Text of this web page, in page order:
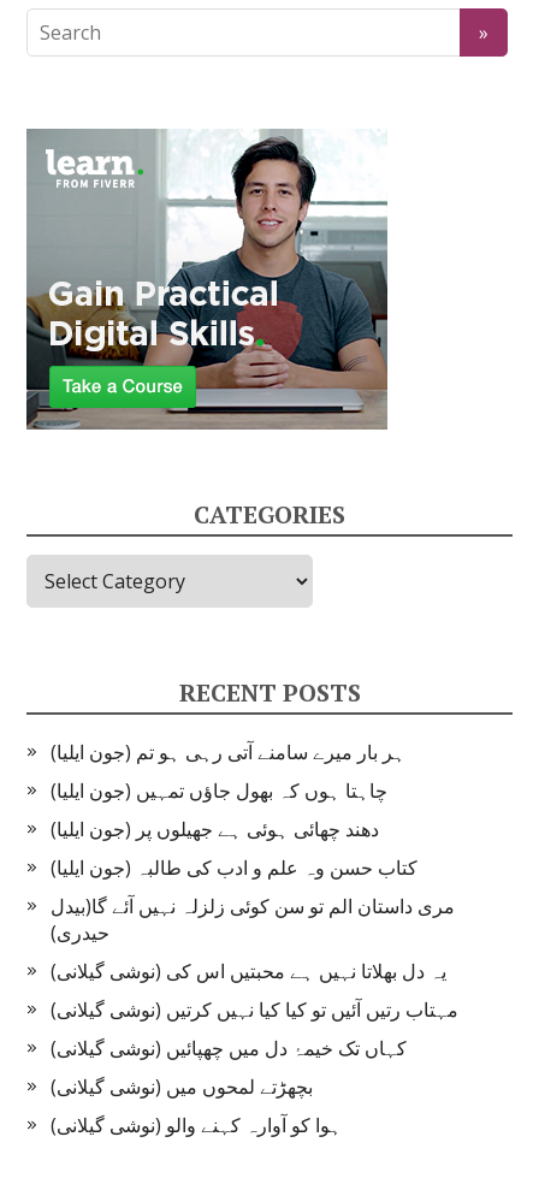
CATEGORIES
Categories
RECENT POSTS
ہر بار میرے سامنے آتی رہی ہو تم (جون ایلیا)
چاہتا ہوں کہ بھول جاؤں تمہیں (جون ایلیا)
دھند چھائی ہوئی ہے جھیلوں پر (جون ایلیا)
کتاب حسن وہ علم و ادب کی طالبہ (جون ایلیا)
مری داستان الم تو سن کوئی زلزلہ نہیں آئے گا(بیدل
حیدری)
یہ دل بھلاتا نہیں ہے محبتیں اس کی (نوشی گیلانی)
مہتاب رتیں آئیں تو کیا کیا نہیں کرتیں (نوشی گیلانی)
کہاں تک خیمۂ دل میں چھپائیں (نوشی گیلانی)
بچھڑتے لمحوں میں (نوشی گیلانی)
ہوا کو آوارہ کہنے والو (نوشی گیلانی)